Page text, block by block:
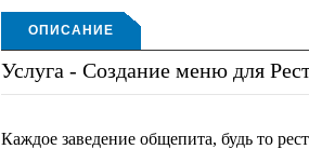
Отображение на странице
ОПИСАНИЕ
(АКТИВНАЯ
Услуга - Создание меню для
Каждое заведение общепита, будь то